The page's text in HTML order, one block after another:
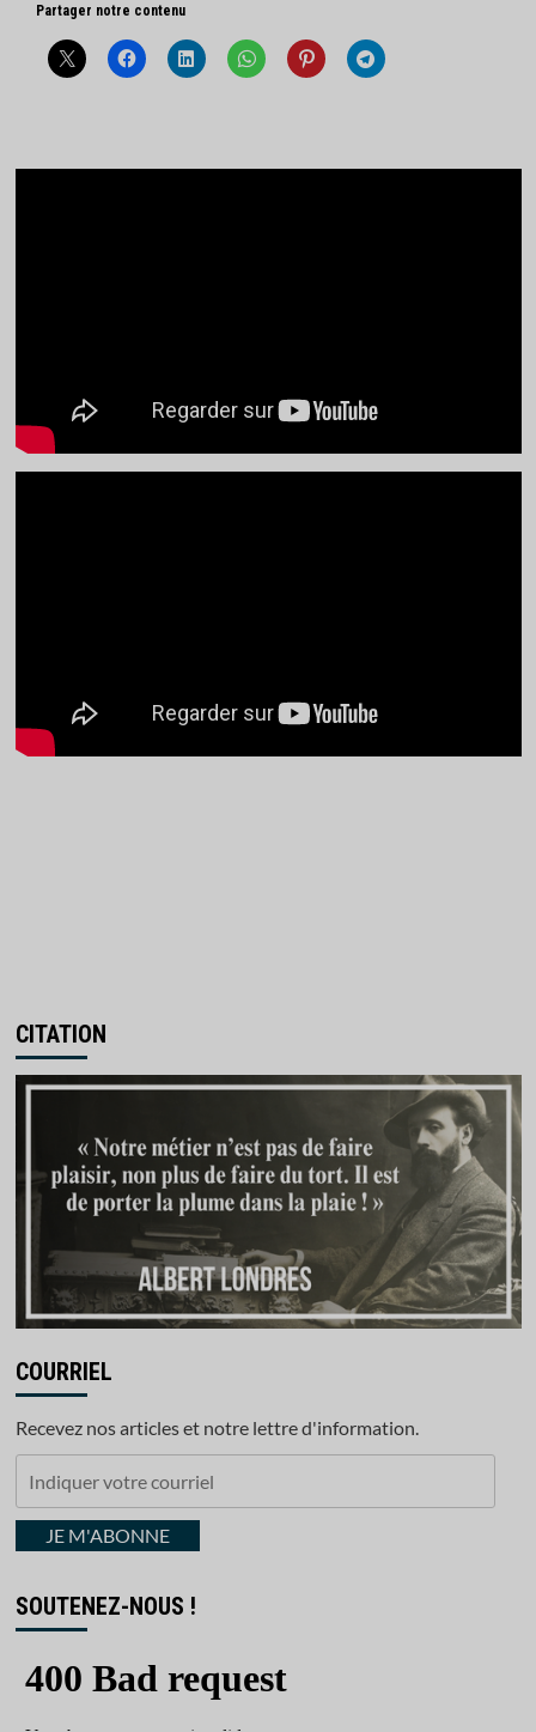
Partager notre contenu
CITATION
COURRIEL
Recevez nos articles et notre lettre d'information.
courrielJE M'ABONNE
SOUTENEZ-NOUS !